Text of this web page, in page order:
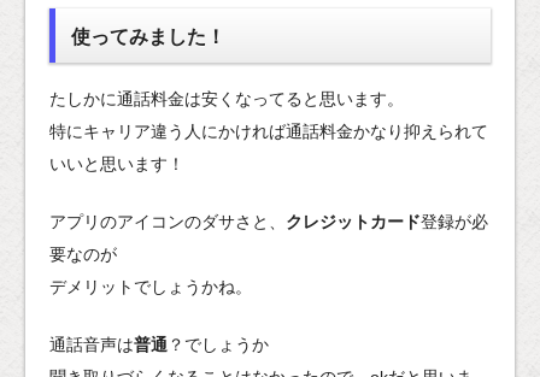
使ってみました！
たしかに通話料金は安くなってると思います。
特にキャリア違う人にかければ通話料金かなり抑えられて
いいと思います！
アプリのアイコンのダサさと、 クレジットカード登録が必
要なのが
デメリットでしょうかね。
通話音声は普通 ？でしょうか